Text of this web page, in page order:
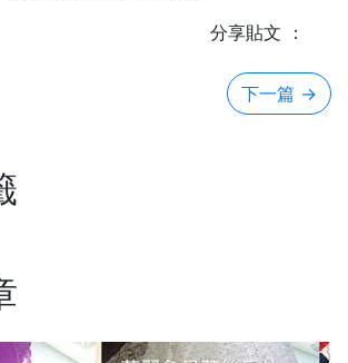
分享貼文 ：
下一篇 →